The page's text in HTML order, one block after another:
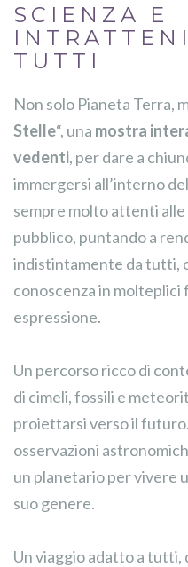
SCIENZA E
TUTTI
Non solo Pianeta Terra,
Stelle“, una mostra
vedenti, per dare a
immergersi all’interno
sempre molto attenti
pubblico, puntando a
indistintamente da tutti,
conoscenza in molteplici
espressione.
Un percorso ricco di
di cimeli, fossili e
proiettarsi verso il
osservazioni
un planetario per vivere
suo genere.
Un viaggio adatto a tutti,